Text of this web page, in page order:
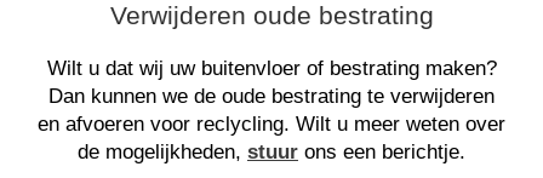
Verwijderen oude bestrating
Wilt u dat wij uw buitenvloer of bestrating maken?
Dan kunnen we de oude bestrating te verwijderen
en afvoeren voor reclycling. Wilt u meer weten over
de mogelijkheden, stuur ons een berichtje.